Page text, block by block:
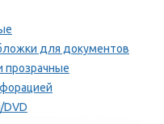
для документов
прозрачные
DVD